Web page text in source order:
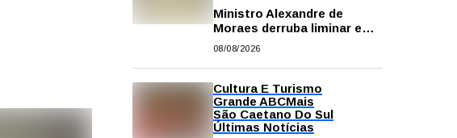
Ministro Alexandre de
Moraes derruba liminar e
restabelece andamento de
contra vereador Matheus
Gianello
08/08/2026
Cultura E Turismo
Grande ABCMais
São Caetano Do Sul
Últimas Notícias